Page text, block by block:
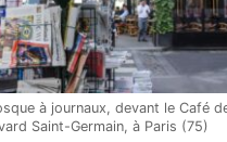
à journaux, devant le Café
Saint-Germain, à Paris (75)